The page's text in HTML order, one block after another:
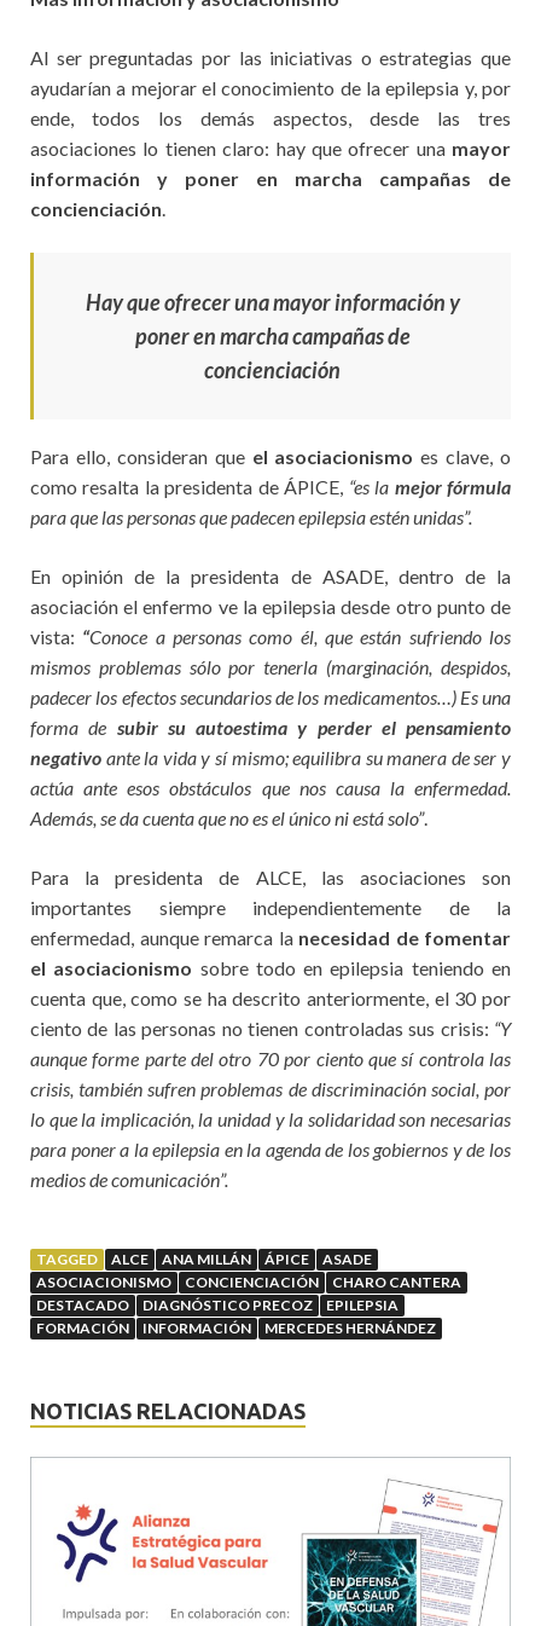
Al ser preguntadas por las iniciativas o estrategias que
ayudarían a mejorar el conocimiento de la epilepsia y, por
ende, todos los demás aspectos, desde las tres
asociaciones lo tienen claro: hay que ofrecer una mayor
información y poner en marcha campañas de
concienciación.
Hay que ofrecer una mayor información y
poner en marcha campañas de
concienciación
Para ello, consideran que el asociacionismo es clave, o
como resalta la presidenta de ÁPICE, “es la mejor fórmula
para que las personas que padecen epilepsia estén unidas”.
En opinión de la presidenta de ASADE, dentro de la
asociación el enfermo ve la epilepsia desde otro punto de
vista: “Conoce a personas como él, que están sufriendo los
mismos problemas sólo por tenerla (marginación, despidos,
padecer los efectos secundarios de los medicamentos…) Es una
forma de subir su autoestima y perder el pensamiento
negativo ante la vida y sí mismo; equilibra su manera de ser y
actúa ante esos obstáculos que nos causa la enfermedad.
Además, se da cuenta que no es el único ni está solo”.
Para la presidenta de ALCE, las asociaciones son
importantes siempre independientemente de la
enfermedad, aunque remarca la necesidad de fomentar
el asociacionismo sobre todo en epilepsia teniendo en
cuenta que, como se ha descrito anteriormente, el 30 por
ciento de las personas no tienen controladas sus crisis: “Y
aunque forme parte del otro 70 por ciento que sí controla las
crisis, también sufren problemas de discriminación social, por
lo que la implicación, la unidad y la solidaridad son necesarias
para poner a la epilepsia en la agenda de los gobiernos y de los
medios de comunicación”.
TAGGED ALCE ANA MILLÁN ÁPICE
ASADE
ASOCIACIONISMO
CONCIENCIACIÓN
CHARO CANTERA
DESTACADO
DIAGNÓSTICO PRECOZ
EPILEPSIA
FORMACIÓN
INFORMACIÓN MERCEDES HERNÁNDEZ
NOTICIAS RELACIONADAS